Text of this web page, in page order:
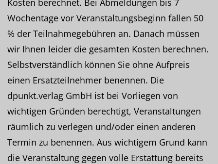
Kosten berechnet. Bei Abmeldungen bis 7
Wochentage vor Veranstaltungsbeginn fallen 50
% der Teilnahmegebühren an. Danach müssen
wir Ihnen leider die gesamten Kosten berechnen.
Selbstverständlich können Sie ohne Aufpreis
einen Ersatzteilnehmer benennen. Die
dpunkt.verlag GmbH ist bei Vorliegen von
wichtigen Gründen berechtigt, Veranstaltungen
räumlich zu verlegen und/oder einen anderen
Termin zu benennen. Aus wichtigem Grund kann
die Veranstaltung gegen volle Erstattung bereits